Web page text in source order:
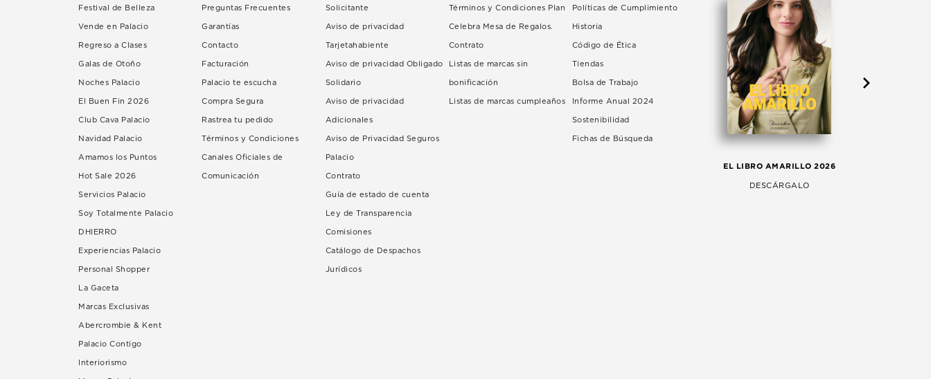
Festival de Belleza
Vende en Palacio
Regreso a Clases
Galas de Otoño
Noches Palacio
El Buen Fin 2026
Club Cava Palacio
Navidad Palacio
Amamos los Puntos
Hot Sale 2026
Servicios Palacio
Soy Totalmente Palacio
DHIERRO
Experiencias Palacio
Personal Shopper
La Gaceta
Marcas Exclusivas
Abercrombie & Kent
Palacio Contigo
Interiorismo
Preguntas Frecuentes
Garantías
Contacto
Facturación
Palacio te escucha
Compra Segura
Rastrea tu pedido
Términos y Condiciones
Canales Oficiales de
Comunicación
Solicitante
Aviso de privacidad
Tarjetahabiente
Aviso de privacidad Obligado
Solidario
Aviso de privacidad
Adicionales
Aviso de Privacidad Seguros
Palacio
Contrato
Guía de estado de cuenta
Ley de Transparencia
Comisiones
Catálogo de Despachos
Jurídicos
Términos y Condiciones Plan
Celebra Mesa de Regalos.
Contrato
Listas de marcas sin
bonificación
Listas de marcas cumpleaños
Políticas de Cumplimiento
Historia
Código de Ética
Tiendas
Bolsa de Trabajo
Informe Anual 2024
Sostenibilidad
Fichas de Búsqueda
EL LIBRO AMARILLO 2026
DESCÁRGALO